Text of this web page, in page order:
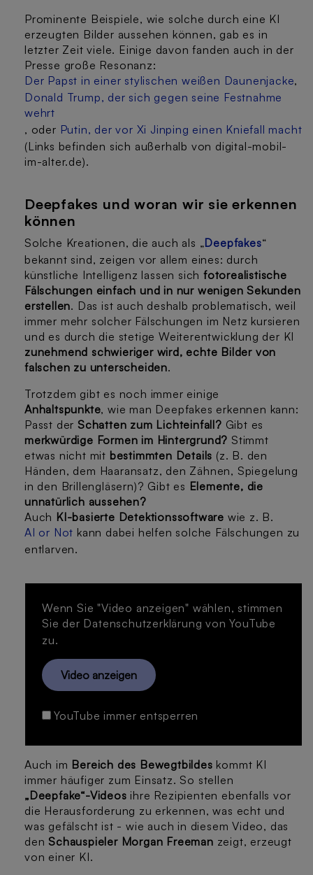
Prominente Beispiele, wie solche durch eine KI
erzeugten Bilder aussehen können, gab es in
letzter Zeit viele. Einige davon fanden auch in der
Presse große Resonanz:
Der Papst in einer stylischen weißen Daunenjacke,
Donald Trump, der sich gegen seine Festnahme
wehrt
, oder Putin, der vor Xi Jinping einen Kniefall macht
(Links befinden sich außerhalb von digital-mobil-
im-alter.de).
Deepfakes und woran wir sie erkennen
können
Solche Kreationen, die auch als „Deepfakes“
bekannt sind, zeigen vor allem eines: durch
künstliche Intelligenz lassen sichfotorealistische
Fälschungen einfach und in nur wenigen Sekunden
erstellen. Das ist auch deshalb problematisch, weil
immer mehr solcher Fälschungen im Netz kursieren
und es durch die stetige Weiterentwicklung der KI
zunehmend schwieriger wird, echte Bilder von
falschen zu unterscheiden.
Trotzdem gibt es noch immer einige
Anhaltspunkte, wie man Deepfakes erkennen kann:
Passt der Schatten zum Lichteinfall? Gibt es
merkwürdige Formen im Hintergrund? Stimmt
etwas nicht mit bestimmten Details (z. B. den
Händen, dem Haaransatz, den Zähnen, Spiegelung
in den Brillengläsern)? Gibt es Elemente, die
unnatürlich aussehen?
Auch KI-basierte Detektionssoftware wie z. B.
AI or Not kann dabei helfen solche Fälschungen zu
entlarven.
Wenn Sie "Video anzeigen" wählen, stimmen
Sie der Datenschutzerklärung von YouTube
zu.
Video anzeigen
YouTube immer entsperren
Auch im Bereich des Bewegtbildes kommt KI
immer häufiger zum Einsatz. So stellen
„Deepfake“-Videos ihre Rezipienten ebenfalls vor
die Herausforderung zu erkennen, was echt und
was gefälscht ist - wie auch in diesem Video, das
den Schauspieler Morgan Freeman zeigt, erzeugt
von einer KI.